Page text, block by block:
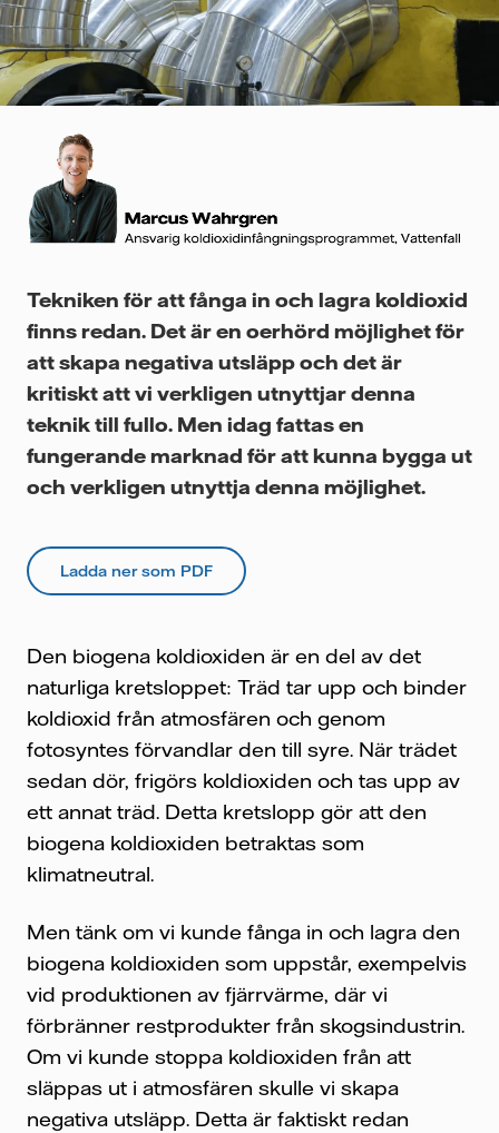
Videor
Tekniken för att fånga in och lagra koldioxid
finns redan. Det är en oerhörd möjlighet för
att skapa negativa utsläpp och det är
kritiskt att vi verkligen utnyttjar denna
teknik till fullo. Men idag fattas en
fungerande marknad för att kunna bygga ut
och verkligen utnyttja denna möjlighet.
Ladda ner som PDF
Den biogena koldioxiden är en del av det
naturliga kretsloppet: Träd tar upp och binder
koldioxid från atmosfären och genom
fotosyntes förvandlar den till syre. När trädet
sedan dör, frigörs koldioxiden och tas upp av
ett annat träd. Detta kretslopp gör att den
biogena koldioxiden betraktas som
klimatneutral.
Men tänk om vi kunde fånga in och lagra den
biogena koldioxiden som uppstår, exempelvis
vid produktionen av fjärrvärme, där vi
förbränner restprodukter från skogsindustrin.
Om vi kunde stoppa koldioxiden från att
släppas ut i atmosfären skulle vi skapa
negativa utsläpp. Detta är faktiskt redan